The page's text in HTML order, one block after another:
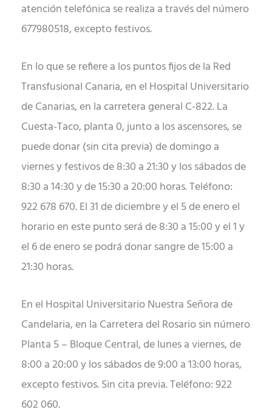
atención telefónica se realiza a través del número
677980518, excepto festivos.
En lo que se refiere a los puntos fijos de la Red
Transfusional Canaria, en el Hospital Universitario
de Canarias, en la carretera general C-822. La
Cuesta-Taco, planta 0, junto a los ascensores, se
puede donar (sin cita previa) de domingo a
viernes y festivos de 8:30 a 21:30 y los sábados de
8:30 a 14:30 y de 15:30 a 20:00 horas. Teléfono:
922 678 670. El 31 de diciembre y el 5 de enero el
horario en este punto será de 8:30 a 15:00 y el 1 y
el 6 de enero se podrá donar sangre de 15:00 a
21:30 horas.
En el Hospital Universitario Nuestra Señora de
Candelaria, en la Carretera del Rosario sin número
Planta 5 – Bloque Central, de lunes a viernes, de
8:00 a 20:00 y los sábados de 9:00 a 13:00 horas,
excepto festivos. Sin cita previa. Teléfono: 922
602 060.